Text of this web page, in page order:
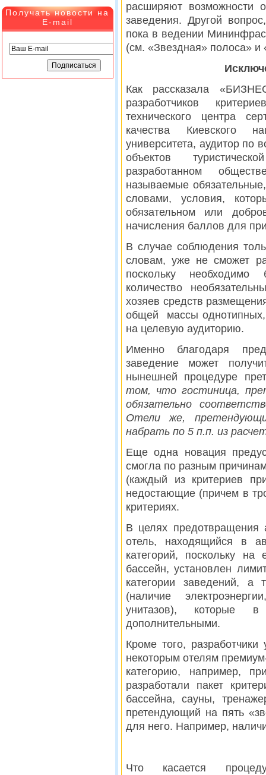
Получать новости на
E-mail
расширяют возможности
заведения. Другой
пока в ведении
(см. «Звездная» полоса»
Как рассказала
разработчиков
технического центра
качества Киевского
университета, аудитор по
объектов
разработанном
называемые
словами, условия,
обязательном или
начисления баллов для
В случае соблюдения
словам, уже не сможет
поскольку
количество
хозяев средств
общей массы однотипных,
на целевую аудиторию.
Именно благодаря
заведение может
нынешней процедуре
том, что гостиница,
обязательно
Отели же,
набрать по 5 п.п. из
Еще одна новация
смогла по разным
(каждый из критериев
недостающие (причем в
критериях.
В целях предотвращения
отель, находящийся в
категорий, поскольку на
бассейн, установлен
категории заведений, а
(наличие
унитазов), которые в
дополнительными.
Кроме того,
некоторым отелям
категорию, например,
разработали пакет
бассейна, сауны,
претендующий на пять
для него. Например,
Что касается